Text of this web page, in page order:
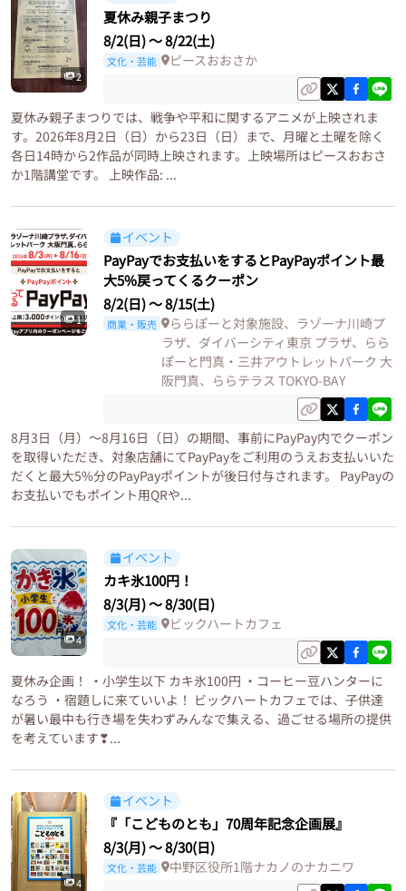
2
夏休み親子まつり
8/2(日)〜8/22(土)
文化・芸能 ピースおおさか
夏休み親子まつりでは、戦争や平和に関するアニメが上映されま
す。2026年8月2日（日）から23日（日）まで、月曜と土曜を除く
各日14時から2作品が同時上映されます。上映場所はピースおおさ
か1階講堂です。 上映作品: ...
1
イベント
PayPayでお支払いをするとPayPayポイント最
大5%戻ってくるクーポン
8/2(日)〜8/15(土)
商業・販売
ららぽーと対象施設、ラゾーナ川崎プ
ラザ、ダイバーシティ東京 プラザ、らら
ぽーと門真・三井アウトレットパーク 大
阪門真、ららテラス TOKYO-BAY
8月3日（月）～8月16日（日）の期間、事前にPayPay内でクーポン
を取得いただき、対象店舗にてPayPayをご利用のうえお支払いいた
だくと最大5%分のPayPayポイントが後日付与されます。 PayPayの
お支払いでもポイント用QRや...
4
イベント
カキ氷100円！
8/3(月)〜8/30(日)
文化・芸能 ビックハートカフェ
夏休み企画！ ・小学生以下 カキ氷100円 ・コーヒー豆ハンターに
なろう ・宿題しに来ていいよ！ ビックハートカフェでは、子供達
が暑い最中も行き場を失わずみんなで集える、過ごせる場所の提供
を考えています❣...
4
イベント
『「こどものとも」70周年記念企画展』
8/3(月)〜8/30(日)
文化・芸能 中野区役所1階ナカノのナカニワ